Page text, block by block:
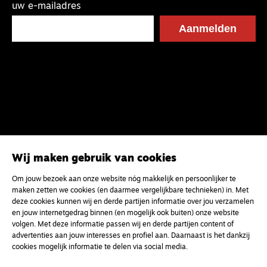
uw e-mailadres
Wij maken gebruik van cookies
Om jouw bezoek aan onze website nóg makkelijk en persoonlijker te
maken zetten we cookies (en daarmee vergelijkbare technieken) in. Met
deze cookies kunnen wij en derde partijen informatie over jou verzamelen
en jouw internetgedrag binnen (en mogelijk ook buiten) onze website
volgen. Met deze informatie passen wij en derde partijen content of
advertenties aan jouw interesses en profiel aan. Daarnaast is het dankzij
cookies mogelijk informatie te delen via social media.